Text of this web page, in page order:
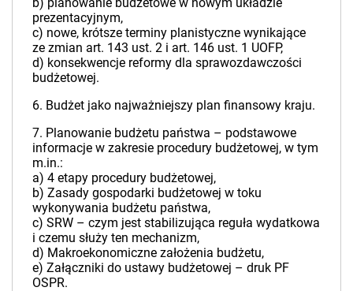
prezentacyjnym,
c) nowe, krótsze terminy planistyczne wynikające
ze zmian art. 143 ust. 2 i art. 146 ust. 1 UOFP,
d) konsekwencje reformy dla sprawozdawczości
budżetowej.
6. Budżet jako najważniejszy plan finansowy kraju.
7. Planowanie budżetu państwa – podstawowe
informacje w zakresie procedury budżetowej, w tym
m.in.:
a) 4 etapy procedury budżetowej,
b) Zasady gospodarki budżetowej w toku
wykonywania budżetu państwa,
c) SRW – czym jest stabilizująca reguła wydatkowa
i czemu służy ten mechanizm,
d) Makroekonomiczne założenia budżetu,
e) Załączniki do ustawy budżetowej – druk PF
OSPR.